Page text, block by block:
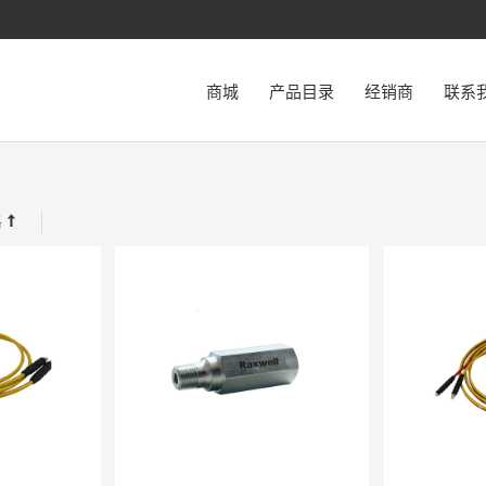
商城 产品目录 经销商 联系